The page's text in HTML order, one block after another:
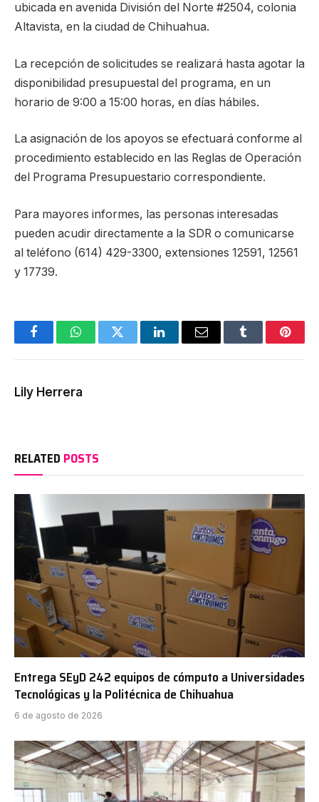
ubicada en avenida División del Norte #2504, colonia
Altavista, en la ciudad de Chihuahua.
La recepción de solicitudes se realizará hasta agotar la
disponibilidad presupuestal del programa, en un
horario de 9:00 a 15:00 horas, en días hábiles.
La asignación de los apoyos se efectuará conforme al
procedimiento establecido en las Reglas de Operación
del Programa Presupuestario correspondiente.
Para mayores informes, las personas interesadas
pueden acudir directamente a la SDR o comunicarse
al teléfono (614) 429-3300, extensiones 12591, 12561
y 17739.
FacebookWhatsAppTwitter LinkedInEmail Tumblr
Lily Herrera
RELATED POSTS
Entrega SEyD 242 equipos de cómputo a Universidades
Tecnológicas y la Politécnica de Chihuahua
6 de agosto de 2026